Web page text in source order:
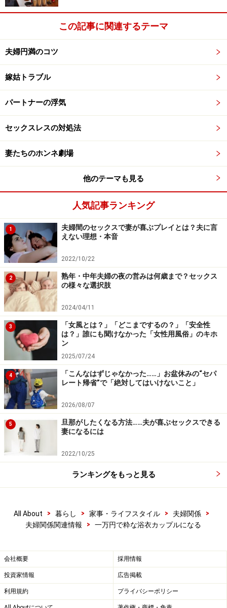
この記事に関連するテーマ
夫婦円満のコツ
嫁姑トラブル
パートナーの浮気
セックスレスの対処法
妻たちのホンネ劇場
他のテーマも見る
人気記事ランキング
1
夫婦間のセックスで妻が喜ぶプレイとは？夫に言
えない理想・本音
2022/10/22
2
熟年・中年夫婦の夜の営みは何歳まで？セックス
の様々な選択肢
2024/04/11
3
「女風とは？」「どこまでするの？」「安全性
は？」誰にも聞けなかった「女性用風俗」のキホ
ン
2025/07/24
4
「こんなはずじゃなかった……」お盆休みの“セパ
レート帰省”で「絶対してはいけないこと」
2026/08/07
5
旦那がしたくなる方法……夫が喜ぶセックスできる
妻になるには
2022/10/25
ランキングをもっと見る
All About > 暮らし > 家事・ライフスタイル > 夫婦関係
>
夫婦関係関連情報
> 一万円で粋な浴衣カップルになる
会社概要 採用情報
投資家情報 広告掲載
利用規約 プライバシーポリシー